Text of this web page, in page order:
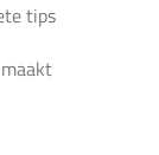
tips